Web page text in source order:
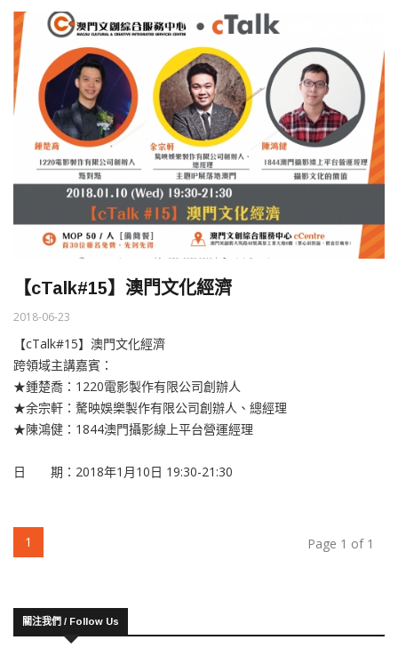
【cTalk#15】澳門文化經濟
2018-06-23
【cTalk#15】澳門文化經濟
跨領域主講嘉賓：
★鍾楚喬：1220電影製作有限公司創辦人
★余宗軒：驁映娛樂製作有限公司創辦人、總經理
★陳鴻健：1844澳門攝影線上平台營運經理
日 期：2018年1月10日 19:30-21:30
1 Page 1 of 1
關注我們 / Follow Us